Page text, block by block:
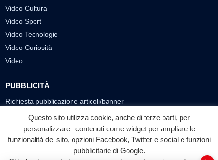
Video Cultura
Video Sport
Video Tecnologie
Video Curiosità
Video
PUBBLICITÀ
Richiesta pubblicazione articoli/banner
SEGUICI SUI SOCIAL
f
Facebook
◎ ▶
YouTube
Questo sito utilizza cookie, anche di terze parti, per
personalizzare i contenuti come widget per ampliare le
funzionalità del sito, opzioni Facebook, Twitter e social e funzioni
pubblicitarie di Google.